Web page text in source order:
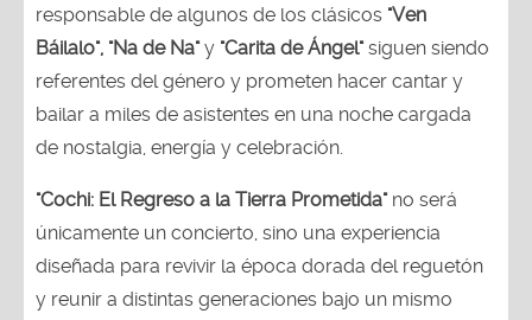
responsable de algunos de los clásicos "Ven
Báilalo", "Na de Na"y "Carita de Ángel"siguen siendo
referentes del género y prometen hacer cantar y
bailar a miles de asistentes en una noche cargada
de nostalgia, energía y celebración.
"Cochi: El Regreso a la Tierra Prometida" no será
únicamente un concierto, sino una experiencia
diseñada para revivir la época dorada del reguetón
y reunir a distintas generaciones bajo un mismo